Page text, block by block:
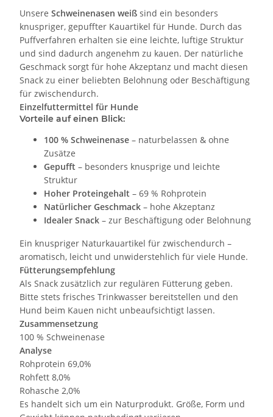
Unsere Schweinenasen weiß sind ein besonders
knuspriger, gepuffter Kauartikel für Hunde. Durch das
Puffverfahren erhalten sie eine leichte, luftige Struktur
und sind dadurch angenehm zu kauen. Der natürliche
Geschmack sorgt für hohe Akzeptanz und macht diesen
Snack zu einer beliebten Belohnung oder Beschäftigung
für zwischendurch.
Einzelfuttermittel für Hunde
Vorteile auf einen Blick:
100 % Schweinenase – naturbelassen & ohne
Zusätze
Gepufft – besonders knusprige und leichte
Struktur
Hoher Proteingehalt – 69 % Rohprotein
Natürlicher Geschmack – hohe Akzeptanz
Idealer Snack – zur Beschäftigung oder Belohnung
Ein knuspriger Naturkauartikel für zwischendurch –
aromatisch, leicht und unwiderstehlich für viele Hunde.
Fütterungsempfehlung
Als Snack zusätzlich zur regulären Fütterung geben.
Bitte stets frisches Trinkwasser bereitstellen und den
Hund beim Kauen nicht unbeaufsichtigt lassen.
Zusammensetzung
100 % Schweinenase
Analyse
Rohprotein 69,0%
Rohfett 8,0%
Rohasche 2,0%
Es handelt sich um ein Naturprodukt. Größe, Form und